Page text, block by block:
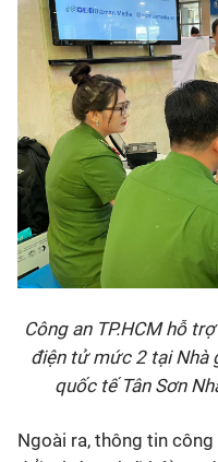
Công an TP.HCM hỗ
điện tử mức 2 tại Nhà
quốc tế Tân Sơn
Ngoài ra, thông tin